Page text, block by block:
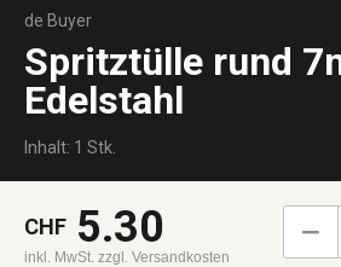
de Buyer
Spritztülle rund
Edelstahl
Inhalt: 1 Stk.
CHF 5.30
inkl. MwSt. zzgl. Versandkosten